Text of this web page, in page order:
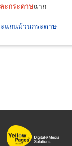
ะกระดาษฉาก
แกนม้วนกระดาษ